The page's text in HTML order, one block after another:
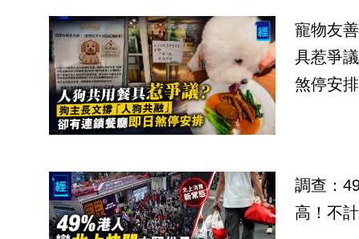
寵物友
具惹爭
煞停安排
調查：
高！不